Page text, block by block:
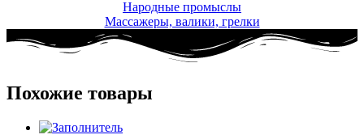
Народные промыслы
Массажеры, валики, грелки​
Похожие товары